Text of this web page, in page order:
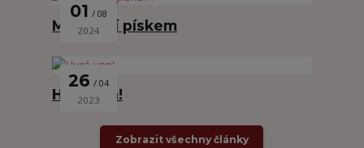
01 08
2024
Malování pískem
26 04
2023
Hurá ven!
Zobrazit všechny články